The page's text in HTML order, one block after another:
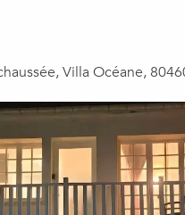
Villa Océane,